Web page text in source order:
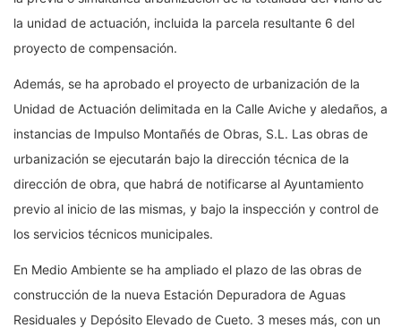
la unidad de actuación, incluida la parcela resultante 6 del
proyecto de compensación.
Además, se ha aprobado el proyecto de urbanización de la
Unidad de Actuación delimitada en la Calle Aviche y aledaños, a
instancias de Impulso Montañés de Obras, S.L. Las obras de
urbanización se ejecutarán bajo la dirección técnica de la
dirección de obra, que habrá de notificarse al Ayuntamiento
previo al inicio de las mismas, y bajo la inspección y control de
los servicios técnicos municipales.
En Medio Ambiente se ha ampliado el plazo de las obras de
construcción de la nueva Estación Depuradora de Aguas
Residuales y Depósito Elevado de Cueto. 3 meses más, con un